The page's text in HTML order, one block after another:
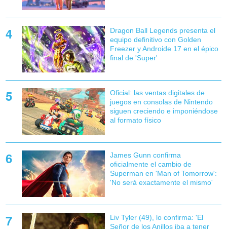
Dragon Ball Legends presenta el
equipo definitivo con Golden
Freezer y Androide 17 en el épico
final de 'Super'
Oficial: las ventas digitales de
juegos en consolas de Nintendo
siguen creciendo e imponiéndose
al formato físico
James Gunn confirma
oficialmente el cambio de
Superman en 'Man of Tomorrow':
'No será exactamente el mismo'
Liv Tyler (49), lo confirma: 'El
Señor de los Anillos iba a tener